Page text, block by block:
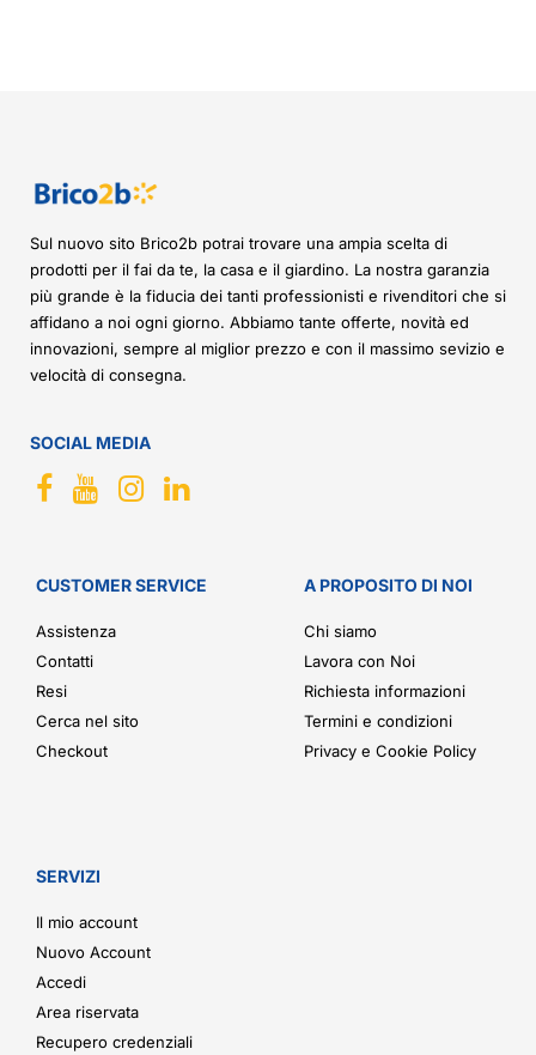
Sul nuovo sito Brico2b potrai trovare una ampia scelta di
prodotti per il fai da te, la casa e il giardino. La nostra garanzia
più grande è la fiducia dei tanti professionisti e rivenditori che si
affidano a noi ogni giorno. Abbiamo tante offerte, novità ed
innovazioni, sempre al miglior prezzo e con il massimo sevizio e
velocità di consegna.
SOCIAL MEDIA
CUSTOMER SERVICE
Assistenza
Contatti
Resi
Cerca nel sito
Checkout
A PROPOSITO DI NOI
Chi siamo
Lavora con Noi
Richiesta informazioni
Termini e condizioni
Privacy e Cookie Policy
SERVIZI
Il mio account
Nuovo Account
Accedi
Area riservata
Recupero credenziali